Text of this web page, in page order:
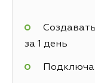
за 1 день